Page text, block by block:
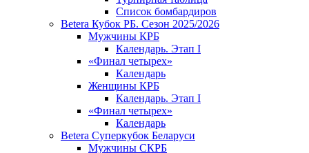
Список бомбардиров
Betera Кубок РБ. Сезон 2025/2026
Мужчины КРБ
Календарь. Этап I
«Финал четырех»
Календарь
Женщины КРБ
Календарь. Этап I
«Финал четырех»
Календарь
Betera Суперкубок Беларуси
Мужчины СКРБ